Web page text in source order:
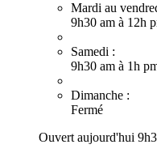
Mardi au
9h30 am à 12h
Samedi :
9h30 am à 1h
Dimanche :
Fermé
Ouvert aujourd'hui